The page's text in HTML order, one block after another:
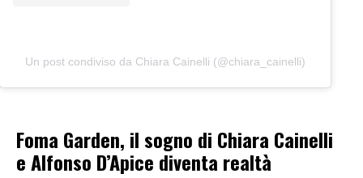
Un post condiviso da Chiara Cainelli (@chiara_cainelli)
Foma Garden, il sogno di Chiara Cainelli
e Alfonso D’Apice diventa realtà